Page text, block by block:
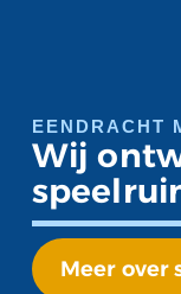
EENDRACHT
Wij
Meer over